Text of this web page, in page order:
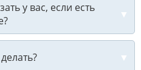
у вас, если есть